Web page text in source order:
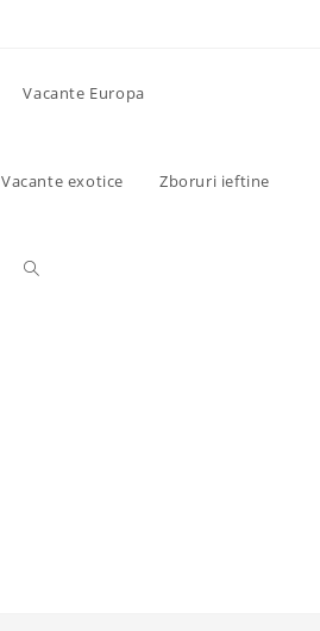
Vacante Europa
Vacante exotice Zboruri ieftine
Toggle